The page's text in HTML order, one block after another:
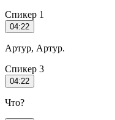
Спикер 1
04:22
Артур, Артур.
Спикер 3
04:22
Что?